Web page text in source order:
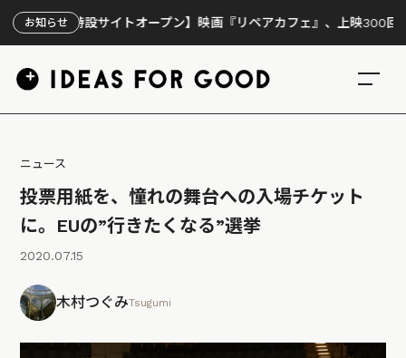
お知らせ
【特設サイトオープン】映画『リペアカフェ』、上映300回の先で見
ニュース
投票用紙を、憧れの舞台への入場チケット
に。EUの”行きたくなる”選挙
2020.07.15
木村つぐみTsugumi